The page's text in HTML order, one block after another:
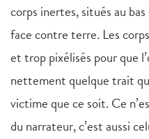
corps inertes, situés au
face contre terre. Les
et trop pixélisés pour que
nettement quelque trait
victime que ce soit. Ce
du narrateur, c’est aussi